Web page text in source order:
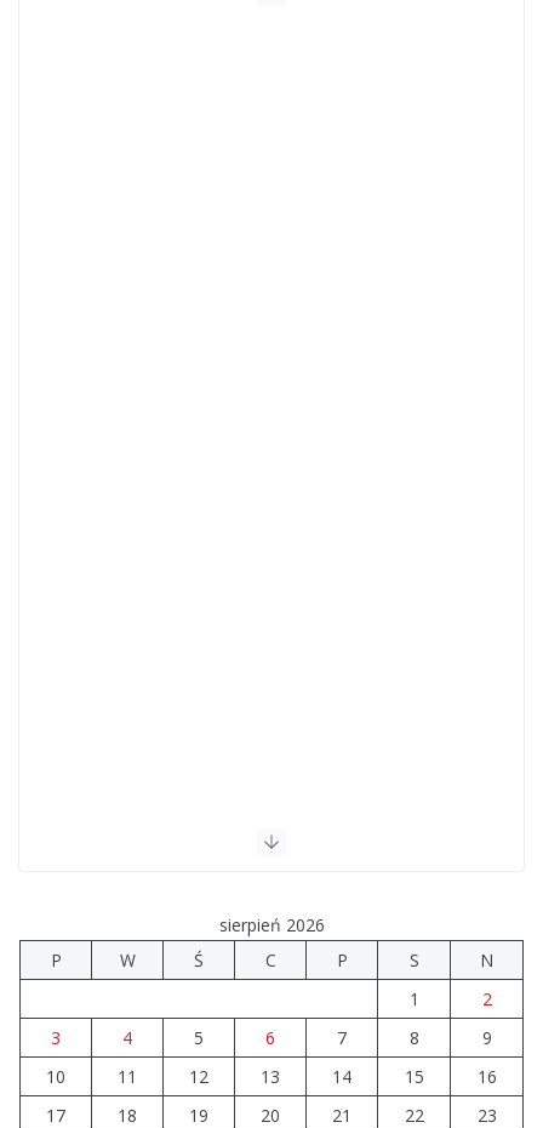
sierpień 2026
P
W Ś C P S
N
1
2
3
4 5 6 7 8
9
10
11 12 13 14 15
16
17
18 19 20 21 22
23